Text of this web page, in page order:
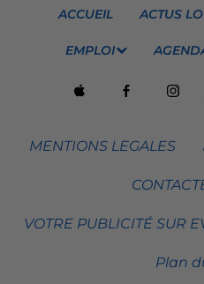
ACCUEIL ACTUS
EMPLOI
MENTIONS LEGALES
VOTRE PUBLICITÉ SUR
Plan